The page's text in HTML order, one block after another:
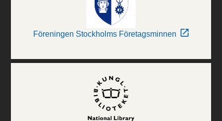
Föreningen Stockholms Företagsminnen